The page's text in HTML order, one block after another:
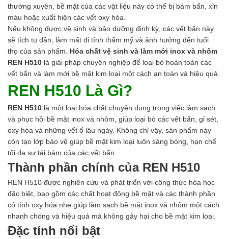
thường xuyên, bề mặt của các vật liệu này có thể bị bám bẩn, xỉn
màu hoặc xuất hiện các vết oxy hóa.
Nếu không được vệ sinh và bảo dưỡng định kỳ, các vết bẩn này
sẽ tích tụ dần, làm mất đi tính thẩm mỹ và ảnh hưởng đến tuổi
thọ của sản phẩm. Hóa chất vệ sinh và làm mới inox và nhôm
REN H510 là giải pháp chuyên nghiệp để loại bỏ hoàn toàn các
vết bẩn và làm mới bề mặt kim loại một cách an toàn và hiệu quả.
REN H510 Là Gì?
REN H510 là một loại hóa chất chuyên dụng trong việc làm sạch
và phục hồi bề mặt inox và nhôm, giúp loại bỏ các vết bẩn, gỉ sét,
oxy hóa và những vết ố lâu ngày. Không chỉ vậy, sản phẩm này
còn tạo lớp bảo vệ giúp bề mặt kim loại luôn sáng bóng, hạn chế
tối đa sự tái bám của các vết bẩn.
Thành phần chính của REN H510
REN H510 được nghiên cứu và phát triển với công thức hóa học
đặc biệt, bao gồm các chất hoạt động bề mặt và các thành phần
có tính oxy hóa nhẹ giúp làm sạch bề mặt inox và nhôm một cách
nhanh chóng và hiệu quả mà không gây hại cho bề mặt kim loại.
Đặc tính nổi bật